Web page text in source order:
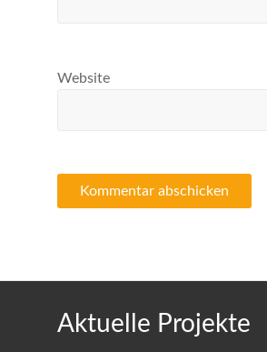
Website
Aktuelle Projekte